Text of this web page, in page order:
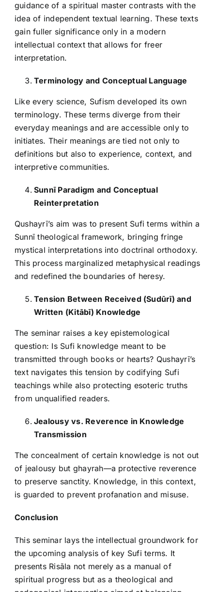
guidance of a spiritual master contrasts with the
idea of independent textual learning. These texts
gain fuller significance only in a modern
intellectual context that allows for freer
interpretation.
Terminology and Conceptual Language
Like every science, Sufism developed its own
terminology. These terms diverge from their
everyday meanings and are accessible only to
initiates. Their meanings are tied not only to
definitions but also to experience, context, and
interpretive communities.
Sunnī Paradigm and Conceptual
Reinterpretation
Qushayrī’s aim was to present Sufi terms within a
Sunnī theological framework, bringing fringe
mystical interpretations into doctrinal orthodoxy.
This process marginalized metaphysical readings
and redefined the boundaries of heresy.
Tension Between Received (Sudūrī) and
Written (Kitābī) Knowledge
The seminar raises a key epistemological
question: Is Sufi knowledge meant to be
transmitted through books or hearts? Qushayrī’s
text navigates this tension by codifying Sufi
teachings while also protecting esoteric truths
from unqualified readers.
Jealousy vs. Reverence in Knowledge
Transmission
The concealment of certain knowledge is not out
of jealousy but ghayrah—a protective reverence
to preserve sanctity. Knowledge, in this context,
is guarded to prevent profanation and misuse.
Conclusion
This seminar lays the intellectual groundwork for
the upcoming analysis of key Sufi terms. It
presents Risāla not merely as a manual of
spiritual progress but as a theological and